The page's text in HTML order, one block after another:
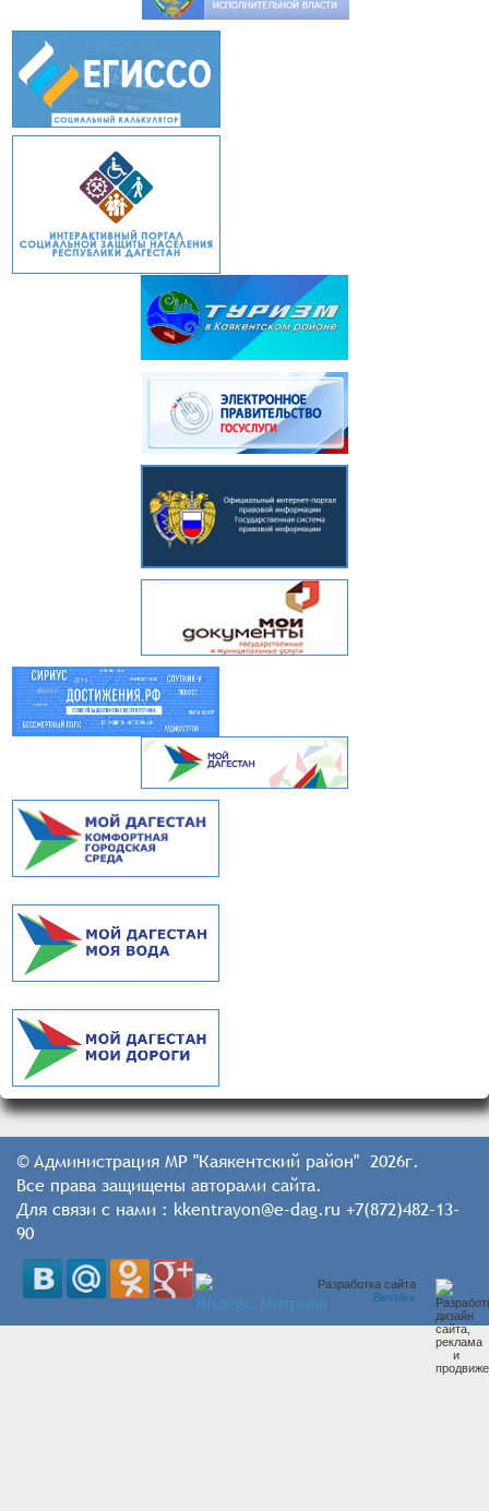
© Администрация МР "Каякентский район" 2026г.
Все права защищены авторами сайта.
Для связи с нами : kkentrayon@e-dag.ru +7(872)482-13-
90
Разработка сайта
Bevolex